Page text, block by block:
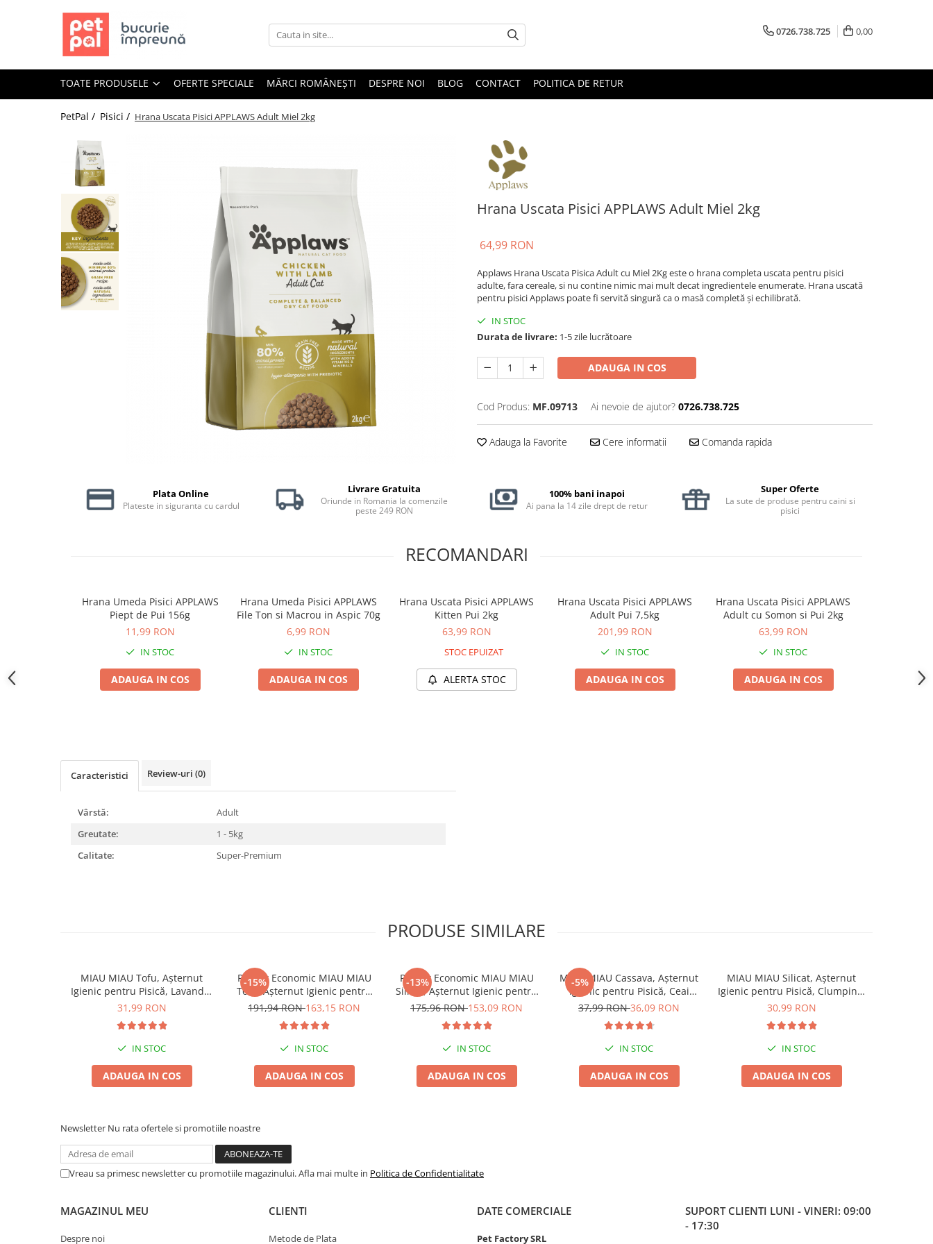
Toate Produsele
Câine Junior
Hrană Umedă Câini
Diete Veterinare Câini
Recompense Câini
Antiparazitare Câini
Zgărzi, Lese & Hamuri
Pisici
Hrană Uscată Pisică
Pisică Junior
Antiparazitare Pisici
Accesorii Pisici
Culcușuri & Saltele Pisici
Ansambluri Pisici
Castroane & Adapatori Pisici
Litiere Pisici
Jucării Pisici
0726.738.725 0,00
TOATE PRODUSELE OFERTE SPECIALE MĂRCI ROMÂNEȘTI DESPRE NOI BLOG CONTACT POLITICA DE RETUR
PetPal / Pisici / Hrana Uscata Pisici APPLAWS Adult Miel 2kg
Hrana Uscata Pisici APPLAWS Adult Miel 2kg
64,99 RON
Applaws Hrana Uscata Pisica Adult cu Miel 2Kg este o hrana completa uscata pentru pisici
adulte, fara cereale, si nu contine nimic mai mult decat ingredientele enumerate. Hrana uscată
pentru pisici Applaws poate fi servită singură ca o masă completă și echilibrată.
IN STOC
Durata de livrare: 1-5 zile lucrătoare
ADAUGA IN COS
Cod Produs: MF.09713 Ai nevoie de ajutor? 0726.738.725
Adauga la Favorite Cere informatii Comanda rapida
Plata Online
Plateste in siguranta cu cardul
Livrare Gratuita
Oriunde in Romania la comenzile
peste 249 RON
100% bani inapoi
Ai pana la 14 zile drept de retur
Super Oferte
La sute de produse pentru caini si
pisici
RECOMANDARI
Hrana Umeda Pisici APPLAWS
Piept de Pui 156g
11,99 RON
IN STOC
ADAUGA IN COS
Hrana Umeda Pisici APPLAWS
File Ton si Macrou in Aspic 70g
6,99 RON
IN STOC
ADAUGA IN COS
Hrana Uscata Pisici APPLAWS
Kitten Pui 2kg
63,99 RON
STOC EPUIZAT
ALERTA STOC
Hrana Uscata Pisici APPLAWS
Adult Pui 7,5kg
201,99 RON
IN STOC
ADAUGA IN COS
Hrana Uscata Pisici APPLAWS
Adult cu Somon si Pui 2kg
63,99 RON
IN STOC
ADAUGA IN COS
Caracteristici Review-uri (0)
Vârstă:
Adult
Greutate:
1 - 5kg
Calitate:
Super-Premium
PRODUSE SIMILARE
MIAU MIAU Tofu, Așternut
Igienic pentru Pisică, Lavandă,
6L
31,99 RON
IN STOC
ADAUGA IN COS
-15%
Pachet Economic MIAU MIAU
Tofu, Așternut Igienic pentru
Pisică, Lavandă, 6x6L
191,94 RON163,15 RON
IN STOC
ADAUGA IN COS
-13%
Pachet Economic MIAU MIAU
Silicat, Așternut Igienic pentru
Pisică, Fresh, 4x8L
175,96 RON153,09 RON
IN STOC
ADAUGA IN COS
-5%
MIAU MIAU Cassava, Așternut
Igienic pentru Pisică, Ceai
Verde, 6L
37,99 RON36,09 RON
IN STOC
ADAUGA IN COS
MIAU MIAU Silicat, Așternut
Igienic pentru Pisică, Clumping,
5L
30,99 RON
IN STOC
ADAUGA IN COS
Newsletter Nu rata ofertele si promotiile noastre
Vreau sa primesc newsletter cu promotiile magazinului. Afla mai multe in Politica de Confidentialitate
MAGAZINUL MEU
Despre noi
CLIENTI
Metode de Plata
DATE COMERCIALE
Pet Factory SRL
SUPORT CLIENTI LUNI - VINERI: 09:00
- 17:30